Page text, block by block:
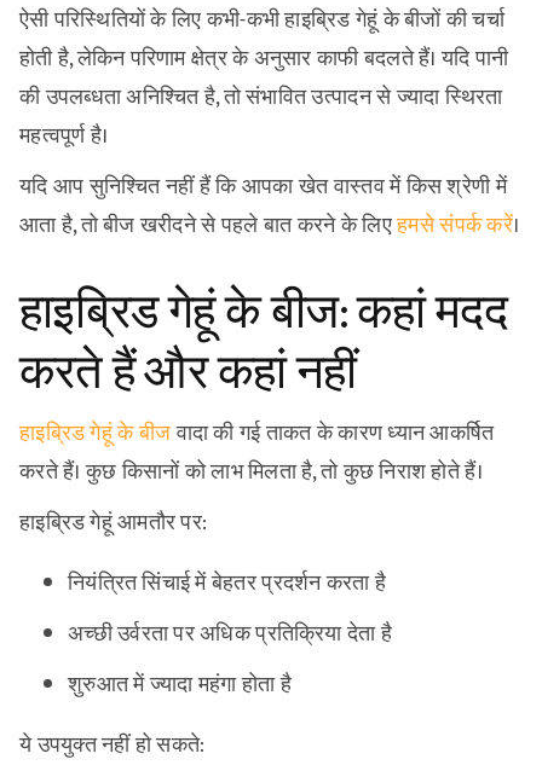
ऐसी परिस्थितियों के लिए कभी-कभी हाइब्रिड गेहूं के बीजों की चर्चा
होती है, लेकिन परिणाम क्षेत्र के अनुसार काफी बदलते हैं। यदि पानी
की उपलब्धता अनिश्चित है, तो संभावित उत्पादन से ज्यादा स्थिरता
महत्वपूर्ण है।
यदि आप सुनिश्चित नहीं हैं कि आपका खेत वास्तव में किस श्रेणी में
आता है, तो बीज खरीदने से पहले बात करने के लिएहमसे संपर्क करें।
हाइब्रिड गेहूं के बीज: कहां मदद
करते हैं और कहां नहीं
हाइब्रिड गेहूं के बीजवादा की गई ताकत के कारण ध्यान आकर्षित
करते हैं। कुछ किसानों को लाभ मिलता है, तो कुछ निराश होते हैं।
हाइब्रिड गेहूं आमतौर पर:
नियंत्रित सिंचाई में बेहतर प्रदर्शन करता है
अच्छी उर्वरता पर अधिक प्रतिक्रिया देता है
शुरुआत में ज्यादा महंगा होता है
ये उपयुक्त नहीं हो सकते: